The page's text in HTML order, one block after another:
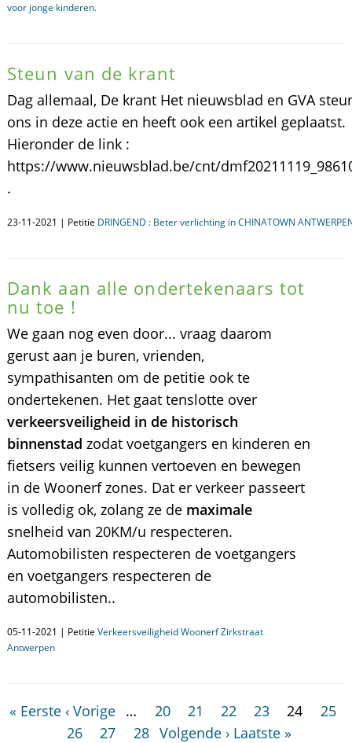
voor jonge kinderen.
Steun van de krant
Dag allemaal, De krant Het nieuwsblad en GVA
ons in deze actie en heeft ook een artikel geplaatst.
Hieronder de link :
https://www.nieuwsblad.be/cnt/
.
23-11-2021 | Petitie DRINGEND : Beter verlichting in CHINATOWN
Dank aan alle ondertekenaars tot
nu toe !
We gaan nog even door... vraag daarom
gerust aan je buren, vrienden,
sympathisanten om de petitie ook te
ondertekenen. Het gaat tenslotte over
verkeersveiligheid in de historisch
binnenstad zodat voetgangers en kinderen en
fietsers veilig kunnen vertoeven en bewegen
in de Woonerf zones. Dat er verkeer passeert
is volledig ok, zolang ze de maximale
snelheid van 20KM/u respecteren.
Automobilisten respecteren de voetgangers
en voetgangers respecteren de
automobilisten..
05-11-2021 | Petitie Verkeersveiligheid Woonerf Zirkstraat
Antwerpen
« Eerste ‹ Vorige … 20 21 22 23 24
25
26
27 28 Volgende › Laatste »